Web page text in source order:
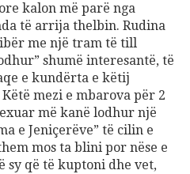
kalon më parë nga
të arrija thelbin. Rudina
me një tram të till
shumë interesantë, të
e kundërta e këtij
mezi e mbarova për 2
më kanë lodhur një
e Jeniçerëve” të cilin e
mos ta blini por nëse e
sy që të kuptoni dhe vet,